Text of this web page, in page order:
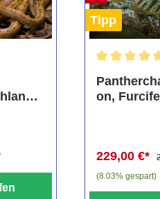
Tipp
on,
229,00 €*
(8.03% gespart)